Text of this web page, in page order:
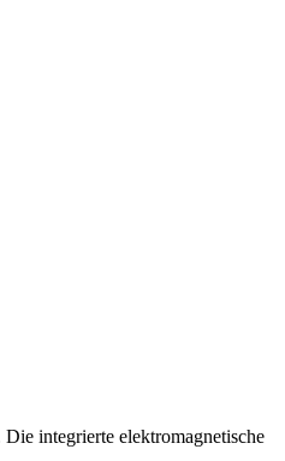
integrierte elektromagnetische